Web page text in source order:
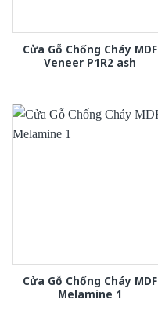
Cửa Gỗ Chống Cháy MDF
Veneer P1R2 ash
Cửa Gỗ Chống Cháy MDF
Melamine 1